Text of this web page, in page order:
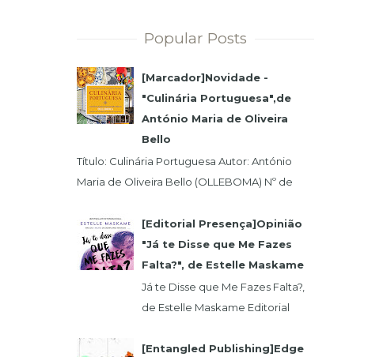
Popular Posts
[Marcador]Novidade -
"Culinária Portuguesa",de
António Maria de Oliveira
Bello
Título: Culinária Portuguesa Autor: António
Maria de Oliveira Bello (OLLEBOMA) Nº de
[Editorial Presença]Opinião
"Já te Disse que Me Fazes
Falta?", de Estelle Maskame
Já te Disse que Me Fazes Falta?,
de Estelle Maskame Editorial
Uma última oportunidade para o
[Entangled Publishing]Edge